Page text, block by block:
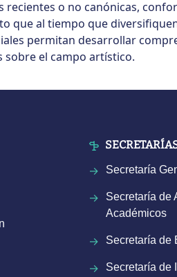
recientes o no canónicas,
que al tiempo que
permitan desarrollar
sobre el campo artístico.
Secretaría
Secretaría de
Académicos
Secretaría de
Secretaría de